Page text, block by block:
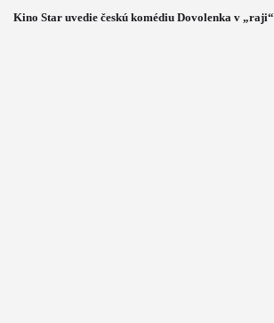
Kino Star uvedie českú komédiu Dovolenka v „raji“